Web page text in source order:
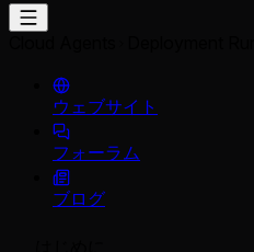
ウェブサイト
フォーラム
ブログ